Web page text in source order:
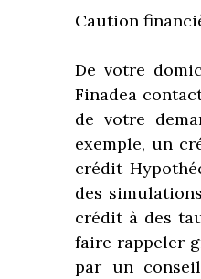
Caution
De votre
Finadea
de votre
exemple, un
crédit
des
crédit à des
faire rappeler
par un